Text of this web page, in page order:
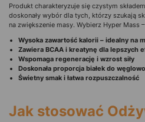
Produkt charakteryzuje się czystym
doskonały wybór dla tych, którzy szukają
na zwiększenie masy. Wybierz Hyper Mass
Wysoka zawartość kalorii – idealny na
Zawiera BCAA i kreatynę dla lepszych
Wspomaga regenerację i wzrost siły
Doskonała proporcja białek do
Świetny smak i łatwa rozpuszczalność
Jak stosować